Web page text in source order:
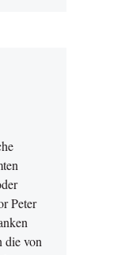
Peter
die von